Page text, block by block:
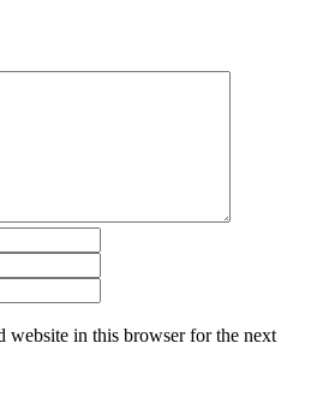
website in this browser for the next